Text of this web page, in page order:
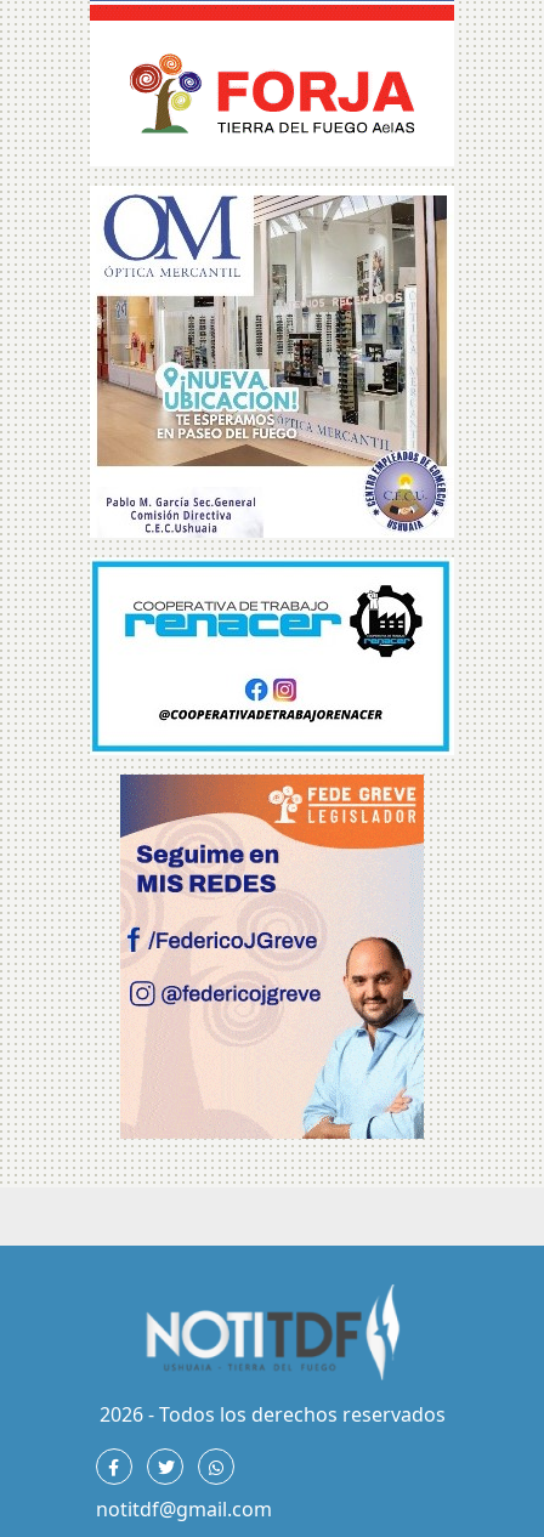
2026 - Todos los derechos reservados
notitdf@gmail.com